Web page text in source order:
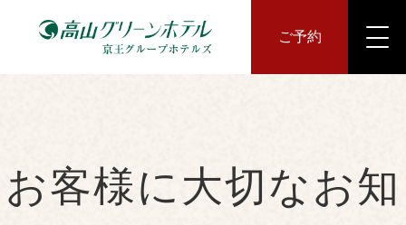
ご予約
お客様に大切なお知